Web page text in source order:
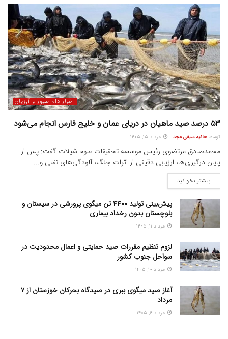
اخبار دام طیور و آبزیان
۵۳ درصد صید ماهیان در دریای عمان و خلیج فارس انجام می‌شود
توسط هانیه سیفی مجد مرداد ۱۵, ۱۴۰۵
محمدصادق مرتضوی رئیس موسسه تحقیقات علوم شیلات گفت: پس از
پایان درگیری‌ها، ارزیابی دقیقی از اثرات جنگ، آلودگی‌های نفتی و...
بیشتر بخوانید
پیش‌بینی تولید ۴۴۰۰ تن میگوی پرورشی در سیستان و
بلوچستان بدون رخداد بیماری
مرداد ۱۱, ۱۴۰۵
لزوم تنظیم مقررات صید حمایتی و اعمال محدودیت‌ در
سواحل جنوب کشور
مرداد ۱۰, ۱۴۰۵
آغاز صید میگوی ببری در صیدگاه بحرکان خوزستان از ۷
مرداد
مرداد ۶, ۱۴۰۵